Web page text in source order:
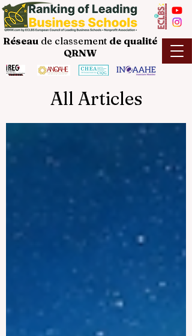
Réseau de classement de qualité
QRNW
All Articles